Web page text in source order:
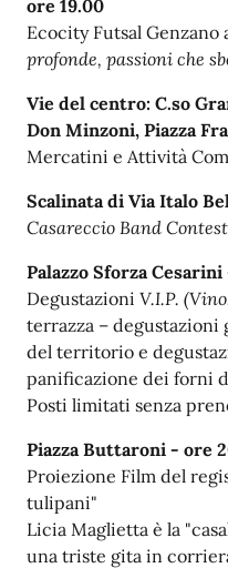
ore 19.00
Ecocity Futsal Genzano
profonde, passioni che
Vie del centro: C.so
Don Minzoni, Piazza
Mercatini e Attività
Scalinata di Via Italo
Casareccio Band Contest
Palazzo Sforza
Degustazioni V.I.P.
terrazza –
del territorio e
panificazione dei forni
Posti limitati senza
Piazza Buttaroni - ore
Proiezione Film del
tulipani"
Licia Maglietta è la
una triste gita in